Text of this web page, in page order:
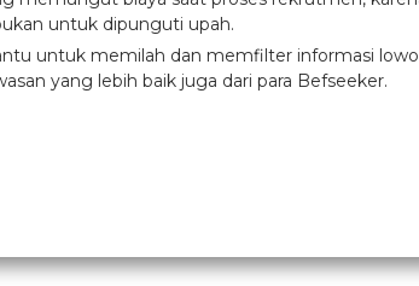
untuk dipunguti upah.
untuk memilah dan memfilter informasi
yang lebih baik juga dari para Befseeker.